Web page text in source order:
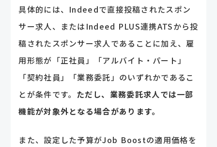
具体的には、Indeedで直接投稿されたスポン
サー求人、またはIndeed PLUS連携ATSから投
稿されたスポンサー求人であることに加え、雇
用形態が「正社員」「アルバイト・パート」
「契約社員」「業務委託」のいずれかであるこ
とが条件です。 ただし、業務委託求人では一部
機能が対象外となる場合があります。
また、設定した予算がJob Boostの適用価格を